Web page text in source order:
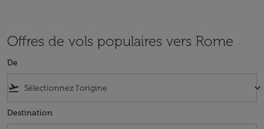
Offres de vols populaires vers Rome
De
flight_takeoff keyboard_arrow_down
Destination